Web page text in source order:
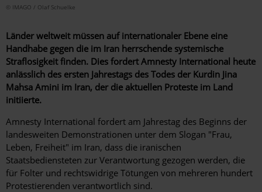
© IMAGO / Olaf Schuelke
Länder weltweit müssen auf internationaler Ebene eine
Handhabe gegen die im Iran herrschende systemische
Straflosigkeit finden. Dies fordert Amnesty International heute
anlässlich des ersten Jahrestags des Todes der Kurdin Jina
Mahsa Amini im Iran, der die aktuellen Proteste im Land
initiierte.
Amnesty International fordert am Jahrestag des Beginns der
landesweiten Demonstrationen unter dem Slogan "Frau,
Leben, Freiheit" im Iran, dass die iranischen
Staatsbediensteten zur Verantwortung gezogen werden, die
für Folter und rechtswidrige Tötungen von mehreren hundert
Protestierenden verantwortlich sind.